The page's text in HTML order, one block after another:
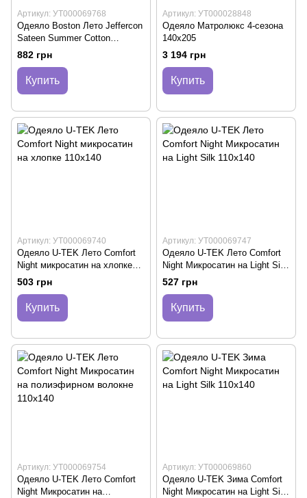
Артикул: УТ000069768
Одеяло Boston Лето Jeffercon
Sateen Summer Cotton
110х140
882 грн
Купить
Артикул: УТ000028848
Одеяло Матролюкс 4-сезона
140х205
3 194 грн
Купить
Артикул: УТ000069740
Одеяло U-TEK Лето Comfort
Night микросатин на хлопке
110х140
503 грн
Купить
Артикул: УТ000069747
Одеяло U-TEK Лето Comfort
Night Микросатин на Light Silk
110х140
527 грн
Купить
Артикул: УТ000069754
Одеяло U-TEK Лето Comfort
Night Микросатин на
Артикул: УТ000069860
Одеяло U-TEK Зима Comfort
Night Микросатин на Light Silk